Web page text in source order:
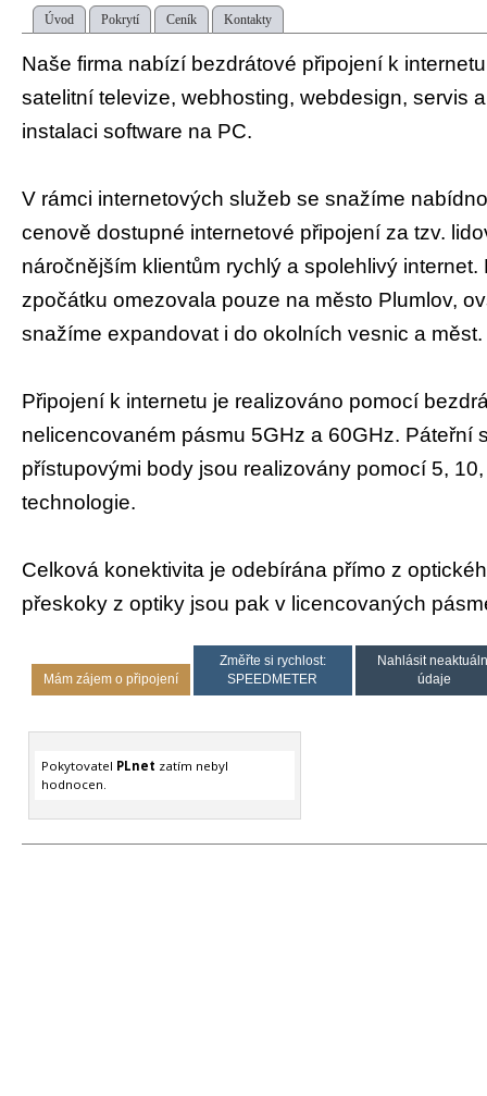
Úvod Pokrytí Ceník Kontakty
Naše firma nabízí bezdrátové připojení k
satelitní televize, webhosting, webdesign, servis
instalaci software na PC.
V rámci internetových služeb se snažíme
cenově dostupné internetové připojení za tzv.
náročnějším klientům rychlý a spolehlivý
zpočátku omezovala pouze na město Plumlov,
snažíme expandovat i do okolních vesnic a měst.
Připojení k internetu je realizováno pomocí
nelicencovaném pásmu 5GHz a 60GHz. Páteřní
přístupovými body jsou realizovány pomocí 5,
technologie.
Celková konektivita je odebírána přímo z
přeskoky z optiky jsou pak v licencovaných
Mám zájem o připojení
Změřte si rychlost:
SPEEDMETER
Nahlásit
údaje
Pokytovatel PLnet zatím nebyl
hodnocen.